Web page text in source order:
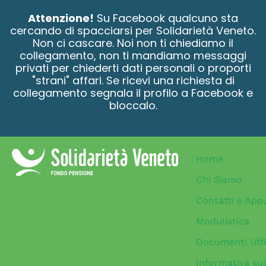
Attenzione! Su Facebook qualcuno sta
cercando di spacciarsi per Solidarietà Veneto.
Non ci cascare. Noi non ti chiediamo il
collegamento, non ti mandiamo messaggi
privati per chiederti dati personali o proporti
"strani" affari. Se ricevi una richiesta di
collegamento segnala il profilo a Facebook e
bloccalo.
Home
Chi Siamo
Contatti e
Modulistica
Documenti
Informativa